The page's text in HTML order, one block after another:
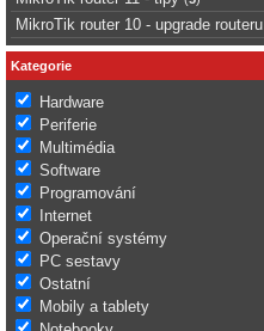
MikroTik router 10 - upgrade routeru
Kategorie
Hardware
Periferie
Multimédia
Software
Programování
Internet
Operační systémy
PC sestavy
Ostatní
Mobily a tablety